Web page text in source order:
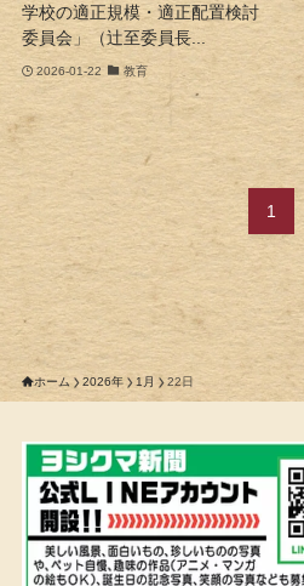
学校の適正規模・適正配置検討
委員会」（辻至委員長...
2026-01-22 教育
1
ホーム 2026年 1月 22日